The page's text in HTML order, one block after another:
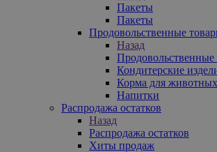
Пакеты
Пакеты
Продовольственные
Назад
Продовольственные
Кондитерские
Корма для животных
Напитки
Распродажа остатков
Назад
Распродажа остатков
Хиты продаж